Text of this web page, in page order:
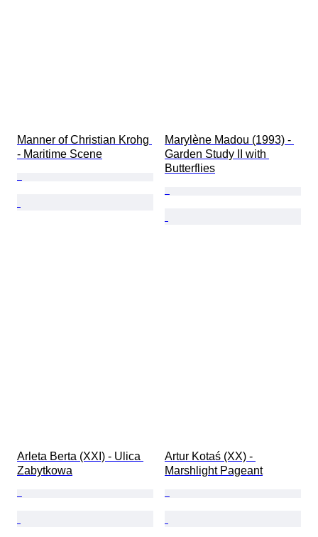
Manner of Christian Krohg
- Maritime Scene
Marylène Madou (1993) -
Garden Study II with
Butterflies
Arleta Berta (XXI) - Ulica
Zabytkowa
Artur Kotaś (XX) -
Marshlight Pageant